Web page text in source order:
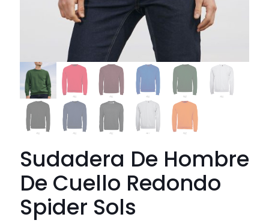
Sudadera De Hombre
De Cuello Redondo
Spider Sols